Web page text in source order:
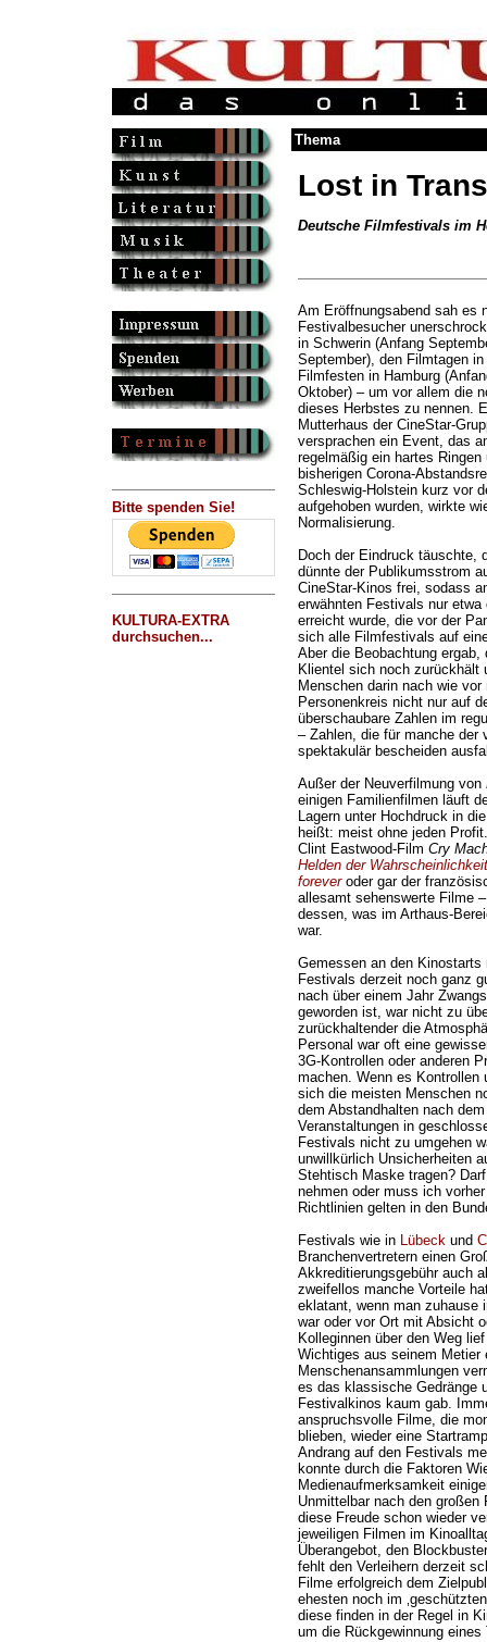
Bitte spenden Sie!
KULTURA-EXTRA
durchsuchen...
Thema
Lost in
Deutsche Filmfestivals im
Am Eröffnungsabend sah es
Festivalbesucher
in Schwerin (Anfang
September), den Filmtagen
Filmfesten in Hamburg
Oktober) – um vor allem die
dieses Herbstes zu nennen.
Mutterhaus der CineStar-
versprachen ein Event, das
regelmäßig ein hartes
bisherigen Corona-
Schleswig-Holstein kurz vor
aufgehoben wurden, wirkte
Normalisierung.
Doch der Eindruck täuschte,
dünnte der Publikumsstrom
CineStar-Kinos frei, sodass
erwähnten Festivals nur
erreicht wurde, die vor der
sich alle Filmfestivals auf
Aber die Beobachtung
Klientel sich noch zurückhält
Menschen darin nach wie
Personenkreis nicht nur auf
überschaubare Zahlen im
– Zahlen, die für manche der
spektakulär bescheiden
Außer der Neuverfilmung von
einigen Familienfilmen läuft
Lagern unter Hochdruck in
heißt: meist ohne jeden
Clint Eastwood-Film Cry
Helden der Wahrscheinlichkeit
foreveroder gar der
allesamt sehenswerte Filme
dessen, was im Arthaus-
war.
Gemessen an den
Festivals derzeit noch ganz
nach über einem Jahr
geworden ist, war nicht zu
zurückhaltender die
Personal war oft eine
3G-Kontrollen oder anderen
machen. Wenn es Kontrollen
sich die meisten Menschen
dem Abstandhalten nach
Veranstaltungen in
Festivals nicht zu umgehen
unwillkürlich Unsicherheiten
Stehtisch Maske tragen?
nehmen oder muss ich
Richtlinien gelten in den
Festivals wie in Lübeckund
Branchenvertretern einen
Akkreditierungsgebühr auch
zweifellos manche Vorteile
eklatant, wenn man zuhause
war oder vor Ort mit Absicht
Kolleginnen über den Weg
Wichtiges aus seinem Metier
Menschenansammlungen
es das klassische Gedränge
Festivalkinos kaum gab.
anspruchsvolle Filme, die
blieben, wieder eine
Andrang auf den Festivals
konnte durch die Faktoren
Medienaufmerksamkeit
Unmittelbar nach den großen
diese Freude schon wieder
jeweiligen Filmen im
Überangebot, den
fehlt den Verleihern derzeit
Filme erfolgreich dem
ehesten noch im
diese finden in der Regel in
um die Rückgewinnung